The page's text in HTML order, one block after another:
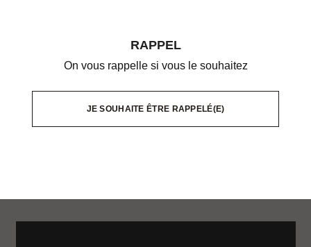
RAPPEL
On vous rappelle si vous le souhaitez
JE SOUHAITE ÊTRE RAPPELÉ(E)